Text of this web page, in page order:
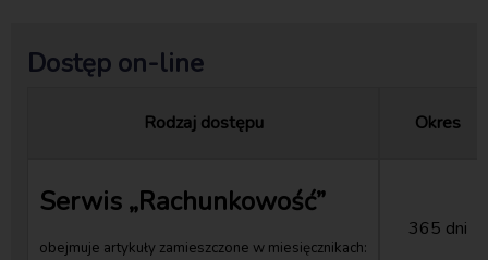
Dostęp on-line
Rodzaj dostępu Okres
Serwis „Rachunkowość”
obejmuje artykuły zamieszczone w miesięcznikach:
365 dni